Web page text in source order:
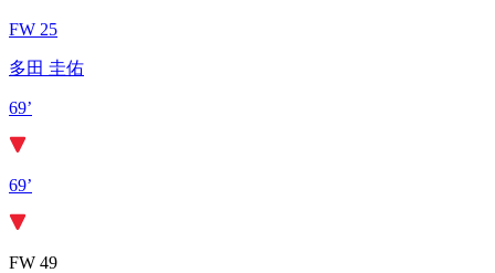
FW 25
多田 圭佑
69’
69’
FW 49